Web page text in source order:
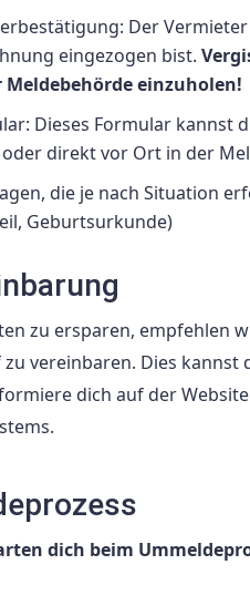
Der
eingezogen bist.
Meldebehörde einzuholen!
Dieses Formular kannst
direkt vor Ort in der
die je nach Situation
Geburtsurkunde)
zu ersparen, empfehlen
vereinbaren. Dies
dich auf der
dich beim